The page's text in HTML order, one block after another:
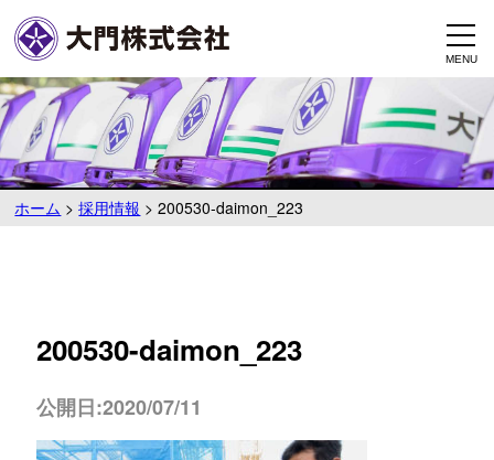
ホーム >採用情報 >200530-daimon_223
200530-daimon_223
公開日:2020/07/11